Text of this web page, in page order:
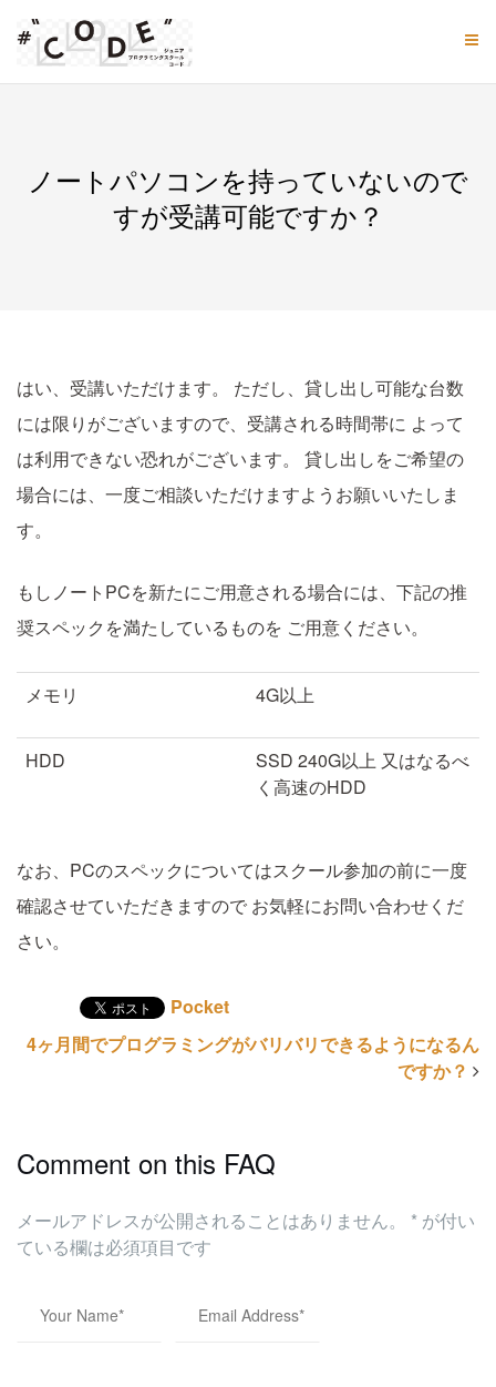
content
ノートパソコンを持っていないので
すが受講可能ですか？
はい、受講いただけます。
ただし、貸し出し可能な台数
には限りがございますので、受講される時間帯に よって
は利用できない恐れがございます。
貸し出しをご希望の
場合には、一度ご相談いただけますようお願いいたしま
す。
もしノートPCを新たにご用意される場合には、下記の推
奨スペックを満たしているものを ご用意ください。
メモリ 4G以上
HDD SSD 240G以上 又はなるべ
く高速のHDD
なお、PCのスペックについてはスクール参加の前に一度
確認させていただきますので お気軽にお問い合わせくだ
さい。
Pocket
4ヶ月間でプログラミングがバリバリできるようになるん
ですか？
Comment on this FAQ
メールアドレスが公開されることはありません。 * が付い
ている欄は必須項目です